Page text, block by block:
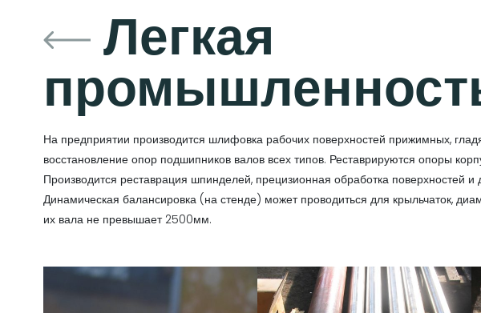
Легкая
На предприятии производится шлифовка рабочих поверхностей прижимных,
восстановление опор подшипников валов всех типов. Реставрируются опоры
Производится реставрация шпинделей, прецизионная обработка поверхностей и
Динамическая балансировка (на стенде) может проводиться для крыльчаток,
их вала не превышает 2500мм.